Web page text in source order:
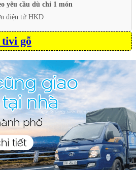
yêu cầu dù chỉ 1 món
điện tử HKD
gỗ